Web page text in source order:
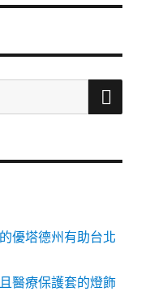
搜
優塔德州有助台北
醫療保護套的燈飾